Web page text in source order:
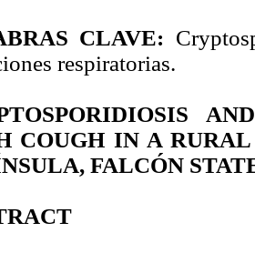
CLAVE:
respiratorias.
COUGH IN A
FALCÓN